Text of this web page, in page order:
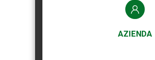
AZIENDA